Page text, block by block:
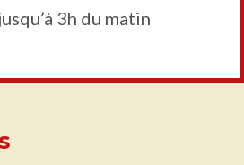
3h du matin